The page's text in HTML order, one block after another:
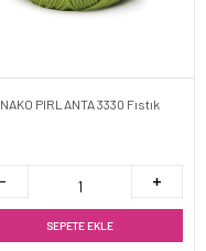
NAKO PIRLANTA 3330 Fıstık
SEPETE EKLE